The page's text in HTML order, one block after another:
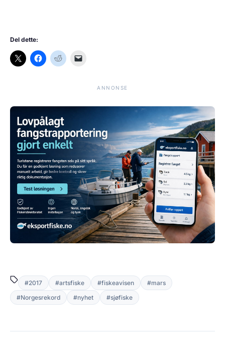
Del dette:
ANNONSE
#2017 #artsfiske #fiskeavisen
#mars
#Norgesrekord
#nyhet #sjøfiske